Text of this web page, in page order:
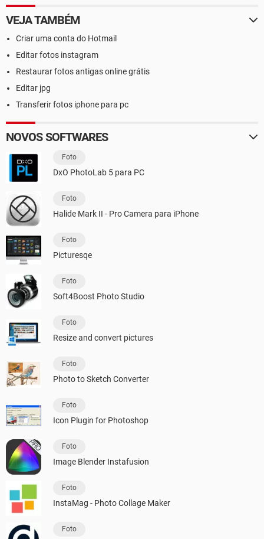
VEJA TAMBÉM
Criar uma conta do Hotmail
Editar fotos instagram
Restaurar fotos antigas online grátis
Editar jpg
Transferir fotos iphone para pc
NOVOS SOFTWARES
Foto
DxO PhotoLab 5 para PC
Foto
Halide Mark II - Pro Camera para iPhone
Foto
Picturesqe
Foto
Soft4Boost Photo Studio
Foto
Resize and convert pictures
Foto
Photo to Sketch Converter
Foto
Icon Plugin for Photoshop
Foto
Image Blender Instafusion
Foto
InstaMag - Photo Collage Maker
Foto